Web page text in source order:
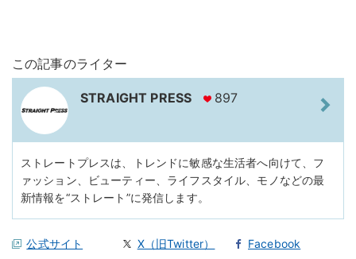
この記事のライター
STRAIGHT PRESS 897
ストレートプレスは、トレンドに敏感な生活者へ向けて、フ
ァッション、ビューティー、ライフスタイル、モノなどの最
新情報を“ストレート”に発信します。
公式サイト X（旧Twitter） Facebook